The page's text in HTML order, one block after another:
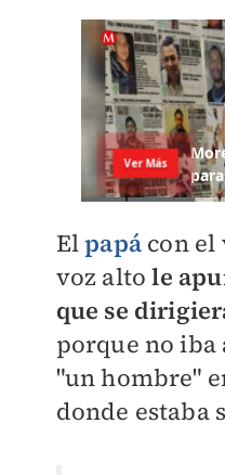
Elpapácon el
voz alto le
que se
porque no
"un hombre"
donde estaba